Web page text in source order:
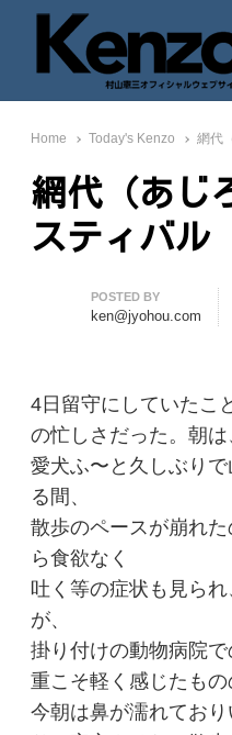
七転八起 – 村山
村山憲三ウェブサイト
Home Today's Kenzo 網代
網代（あじ
スティバル
Author
POSTED BY
ken@jyohou.com
4日留守にしていたこ
の忙しさだった。朝は
愛犬ふ〜と久しぶり
る間、
散歩のペースが崩れ
ら食欲なく
吐く等の症状も見ら
が、
掛り付けの動物病院
重こそ軽く感じたもの
今朝は鼻が濡れてお